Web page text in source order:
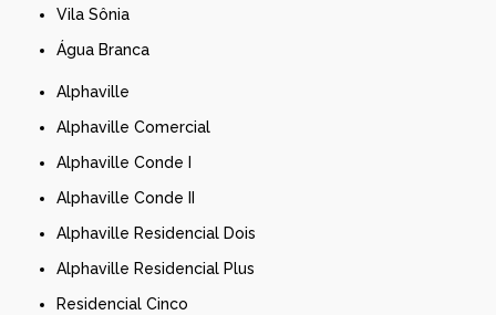
Vila Sônia
Água Branca
Alphaville
Alphaville Comercial
Alphaville Conde I
Alphaville Conde II
Alphaville Residencial Dois
Alphaville Residencial Plus
Residencial Cinco